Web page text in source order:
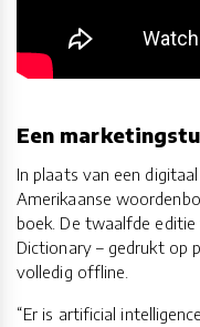
Een
In plaats van een
Amerikaanse
boek. De twaalfde
Dictionary – gedrukt op
volledig offline.
“Er is artificial